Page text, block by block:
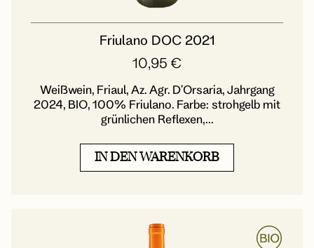
Friulano DOC 2021
10,95 €
Weißwein, Friaul, Az. Agr. D'Orsaria, Jahrgang
2024, BIO, 100% Friulano. Farbe: strohgelb mit
grünlichen Reflexen,...
IN DEN WARENKORB